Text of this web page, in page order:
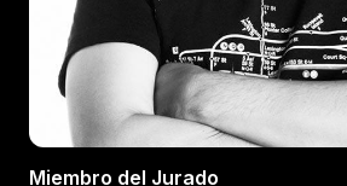
Miembro del Jurado